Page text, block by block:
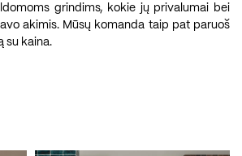
grindims, kokie jų privalumai bei
akimis. Mūsų komanda taip pat paruoš
su kaina.